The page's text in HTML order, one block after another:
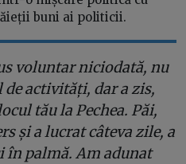
buni ai politicii.
voluntar niciodată, nu
activități, dar a zis,
tău la Pechea. Păi,
și a lucrat câteva zile, a
în palmă. Am adunat